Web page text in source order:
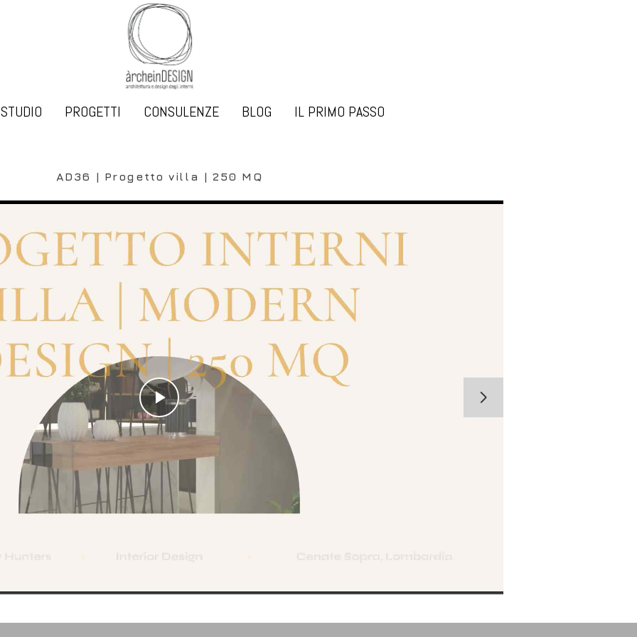
STUDIO PROGETTI CONSULENZE BLOG IL PRIMO PASSO
AD36 | Progetto villa | 250 MQ
Play
Video